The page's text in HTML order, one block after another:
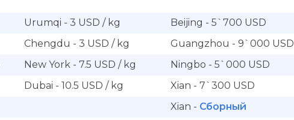
Urumqi - 3 USD / kg Beijing - 5`700 USD
Chengdu - 3 USD / kg Guangzhou - 9`000 USD
New York - 7.5 USD / kg Ningbo - 5`000 USD
Dubai - 10.5 USD / kg Xian - 7`300 USD
Xian - Сборный